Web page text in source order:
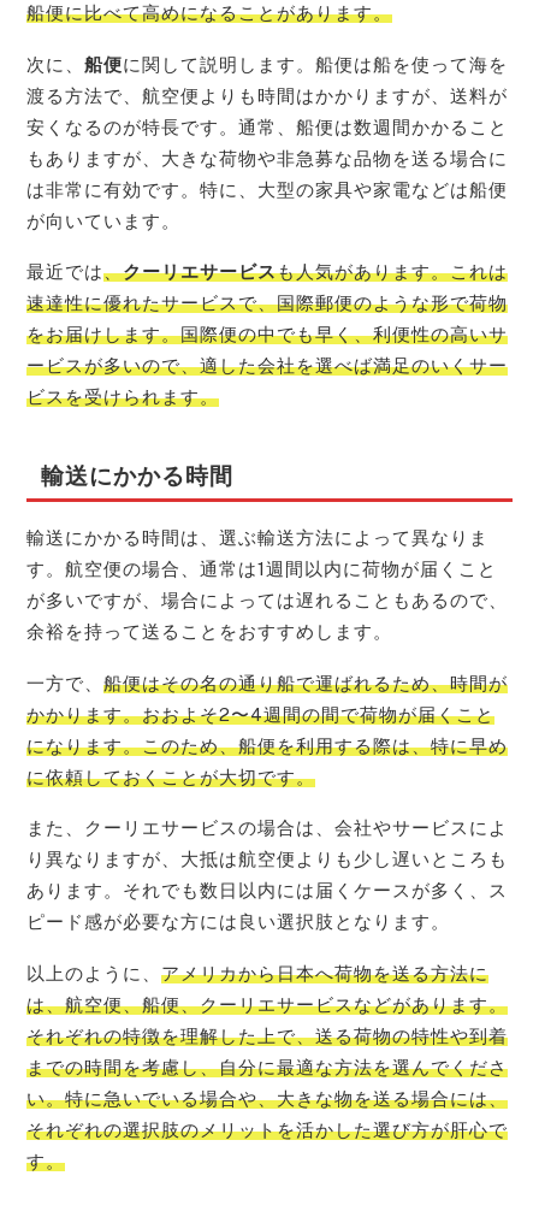
船便に比べて高めになることがあります。
次に、船便に関して説明します。船便は船を使って海を
渡る方法で、航空便よりも時間はかかりますが、送料が
安くなるのが特長です。通常、船便は数週間かかること
もありますが、大きな荷物や非急募な品物を送る場合に
は非常に有効です。特に、大型の家具や家電などは船便
が向いています。
最近では、クーリエサービスも人気があります。これは
速達性に優れたサービスで、国際郵便のような形で荷物
をお届けします。国際便の中でも早く、利便性の高いサ
ービスが多いので、適した会社を選べば満足のいくサー
ビスを受けられます。
輸送にかかる時間
輸送にかかる時間は、選ぶ輸送方法によって異なりま
す。航空便の場合、通常は1週間以内に荷物が届くこと
が多いですが、場合によっては遅れることもあるので、
余裕を持って送ることをおすすめします。
一方で、船便はその名の通り船で運ばれるため、時間が
かかります。おおよそ2〜4週間の間で荷物が届くこと
になります。このため、船便を利用する際は、特に早め
に依頼しておくことが大切です。
また、クーリエサービスの場合は、会社やサービスによ
り異なりますが、大抵は航空便よりも少し遅いところも
あります。それでも数日以内には届くケースが多く、ス
ピード感が必要な方には良い選択肢となります。
以上のように、アメリカから日本へ荷物を送る方法に
は、航空便、船便、クーリエサービスなどがあります。
それぞれの特徴を理解した上で、送る荷物の特性や到着
までの時間を考慮し、自分に最適な方法を選んでくださ
い。特に急いでいる場合や、大きな物を送る場合には、
それぞれの選択肢のメリットを活かした選び方が肝心で
す。